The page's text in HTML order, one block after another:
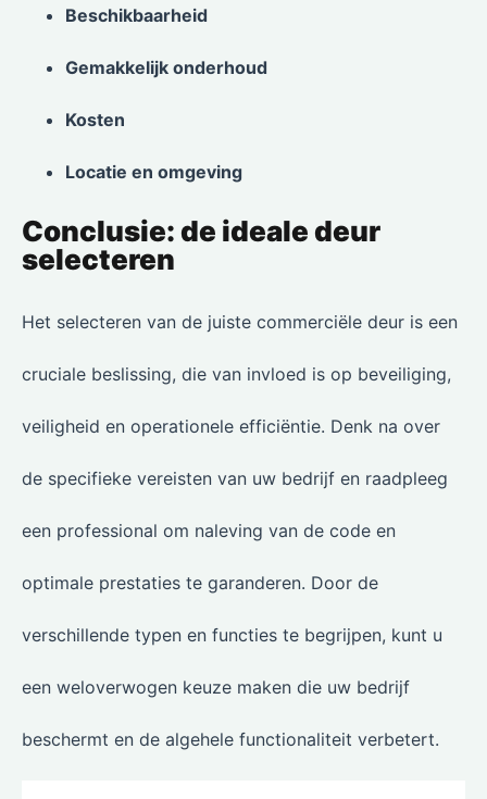
Beschikbaarheid
Gemakkelijk onderhoud
Kosten
Locatie en omgeving
Conclusie: de ideale deur
selecteren
Het selecteren van de juiste commerciële deur is een
cruciale beslissing, die van invloed is op beveiliging,
veiligheid en operationele efficiëntie. Denk na over
de specifieke vereisten van uw bedrijf en raadpleeg
een professional om naleving van de code en
optimale prestaties te garanderen. Door de
verschillende typen en functies te begrijpen, kunt u
een weloverwogen keuze maken die uw bedrijf
beschermt en de algehele functionaliteit verbetert.